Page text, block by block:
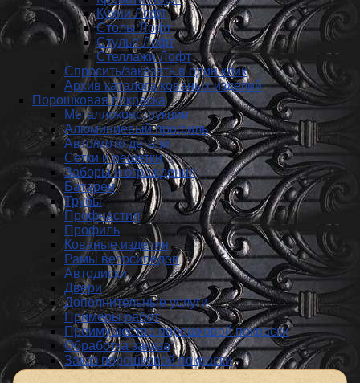
Кухни Лофт
Столы Лофт
Стулья Лофт
Стеллажи Лофт
Спросить/заказать в один клик
Архив каталога кованых изделий
Порошковая покраска
Металлоконструкции
Алюминиевый профиль
Авто/мото детали
Сетки и решетки
Заборы и ограждения
Батареи
Трубы
Профнастил
Профиль
Кованые изделия
Рамы велосипедов
Автодиски
Двери
Дополнительные услуги
Примеры работ
Преимущества порошковой покраски
Обработка заказа
Заказ порошковой покраски
Пескоструйная обработка